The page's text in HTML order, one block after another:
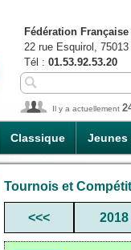
Classique Jeunes
Fédération
22 rue Esquirol,
Tél : 01.53.92.53.20
Il y a actuellement
Tournois et
<<< 2018